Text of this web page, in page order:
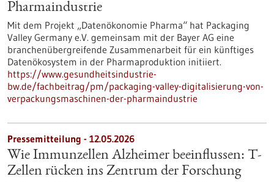
Pharmaindustrie
Mit dem Projekt „Datenökonomie Pharma“ hat Packaging
Valley Germany e.V. gemeinsam mit der Bayer AG eine
branchenübergreifende Zusammenarbeit für ein künftiges
Datenökosystem in der Pharmaproduktion initiiert.
https://www.gesundheitsindustrie-
bw.de/fachbeitrag/pm/packaging-valley-digitalisierung-von-
verpackungsmaschinen-der-pharmaindustrie
Pressemitteilung - 12.05.2026
Wie Immunzellen Alzheimer beeinflussen: T-
Zellen rücken ins Zentrum der Forschung